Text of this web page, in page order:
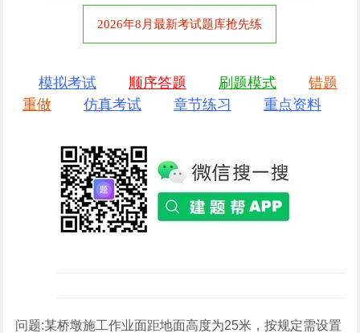
2026年8月最新考试题库抢先练
模拟考试 顺序答题 刷题模式
错题
重做
仿真考试 章节练习 重点资料
问题:某桥墩施工作业面距地面高度为25米，按规定需设置